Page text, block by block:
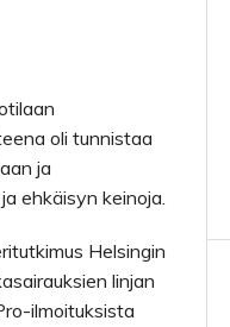
oli tunnistaa
ja
ehkäisyn keinoja.
Helsingin
linjan
ilmoituksista